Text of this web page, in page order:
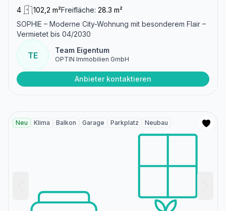
4 102,2 m²Freifläche: 28.3 m²
SOPHIE – Moderne City-Wohnung mit besonderem Flair –
Vermietet bis 04/2030
TE
Team Eigentum
OPTIN Immobilien GmbH
Anbieter kontaktieren
Neu Klima Balkon Garage Parkplatz Neubau